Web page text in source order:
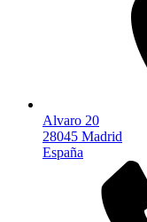
Alvaro 20
28045 Madrid
España